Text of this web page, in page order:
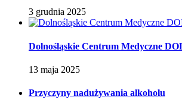
3 grudnia 2025
Dolnośląskie Centrum Medyczne
13 maja 2025
Przyczyny nadużywania alkoholu